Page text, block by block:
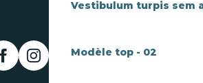
Vestibulum turpis sem
Modèle top - 02